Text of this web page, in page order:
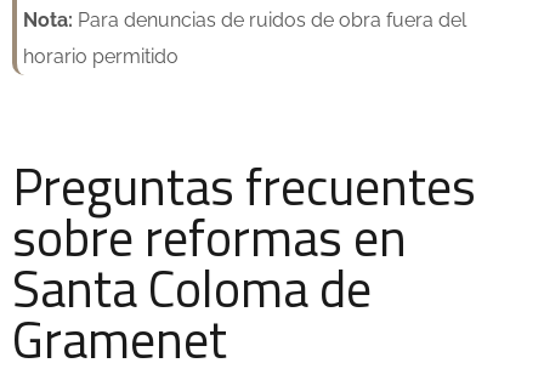
Nota: Para denuncias de ruidos de obra fuera del
horario permitido
Preguntas frecuentes
sobre reformas en
Santa Coloma de
Gramenet